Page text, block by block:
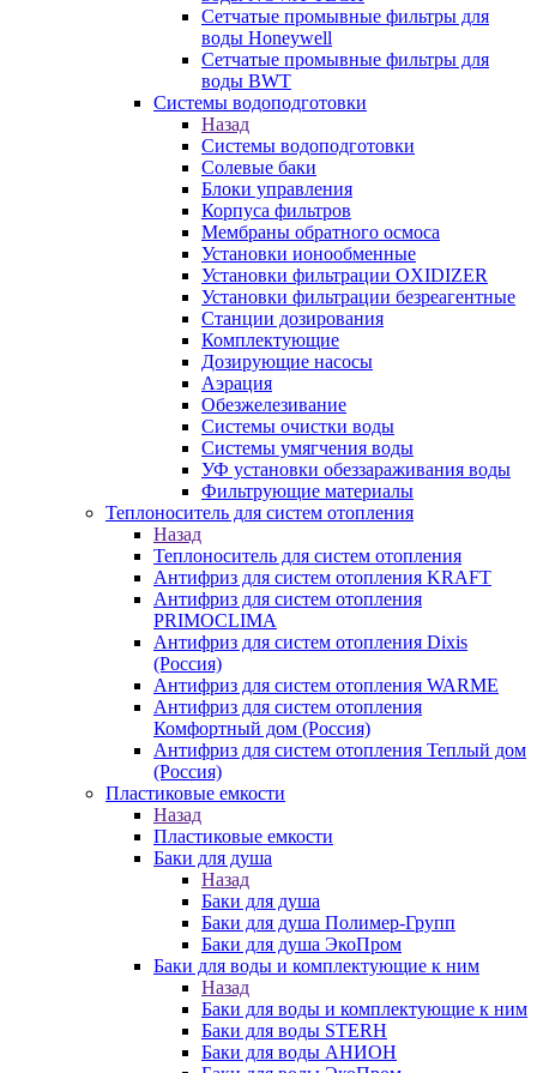
Сетчатые промывные фильтры для
воды Honeywell
Сетчатые промывные фильтры для
воды BWT
Системы водоподготовки
Назад
Системы водоподготовки
Солевые баки
Блоки управления
Корпуса фильтров
Мембраны обратного осмоса
Установки ионообменные
Установки фильтрации OXIDIZER
Установки фильтрации безреагентные
Станции дозирования
Комплектующие
Дозирующие насосы
Аэрация
Обезжелезивание
Системы очистки воды
Системы умягчения воды
УФ установки обеззараживания воды
Фильтрующие материалы
Теплоноситель для систем отопления
Назад
Теплоноситель для систем отопления
Антифриз для систем отопления KRAFT
Антифриз для систем отопления
PRIMOCLIMA
Антифриз для систем отопления Dixis
(Россия)
Антифриз для систем отопления WARME
Антифриз для систем отопления
Комфортный дом (Россия)
Антифриз для систем отопления Теплый дом
(Россия)
Пластиковые емкости
Назад
Пластиковые емкости
Баки для душа
Назад
Баки для душа
Баки для душа Полимер-Групп
Баки для душа ЭкоПром
Баки для воды и комплектующие к ним
Назад
Баки для воды и комплектующие к ним
Баки для воды STERH
Баки для воды АНИОН